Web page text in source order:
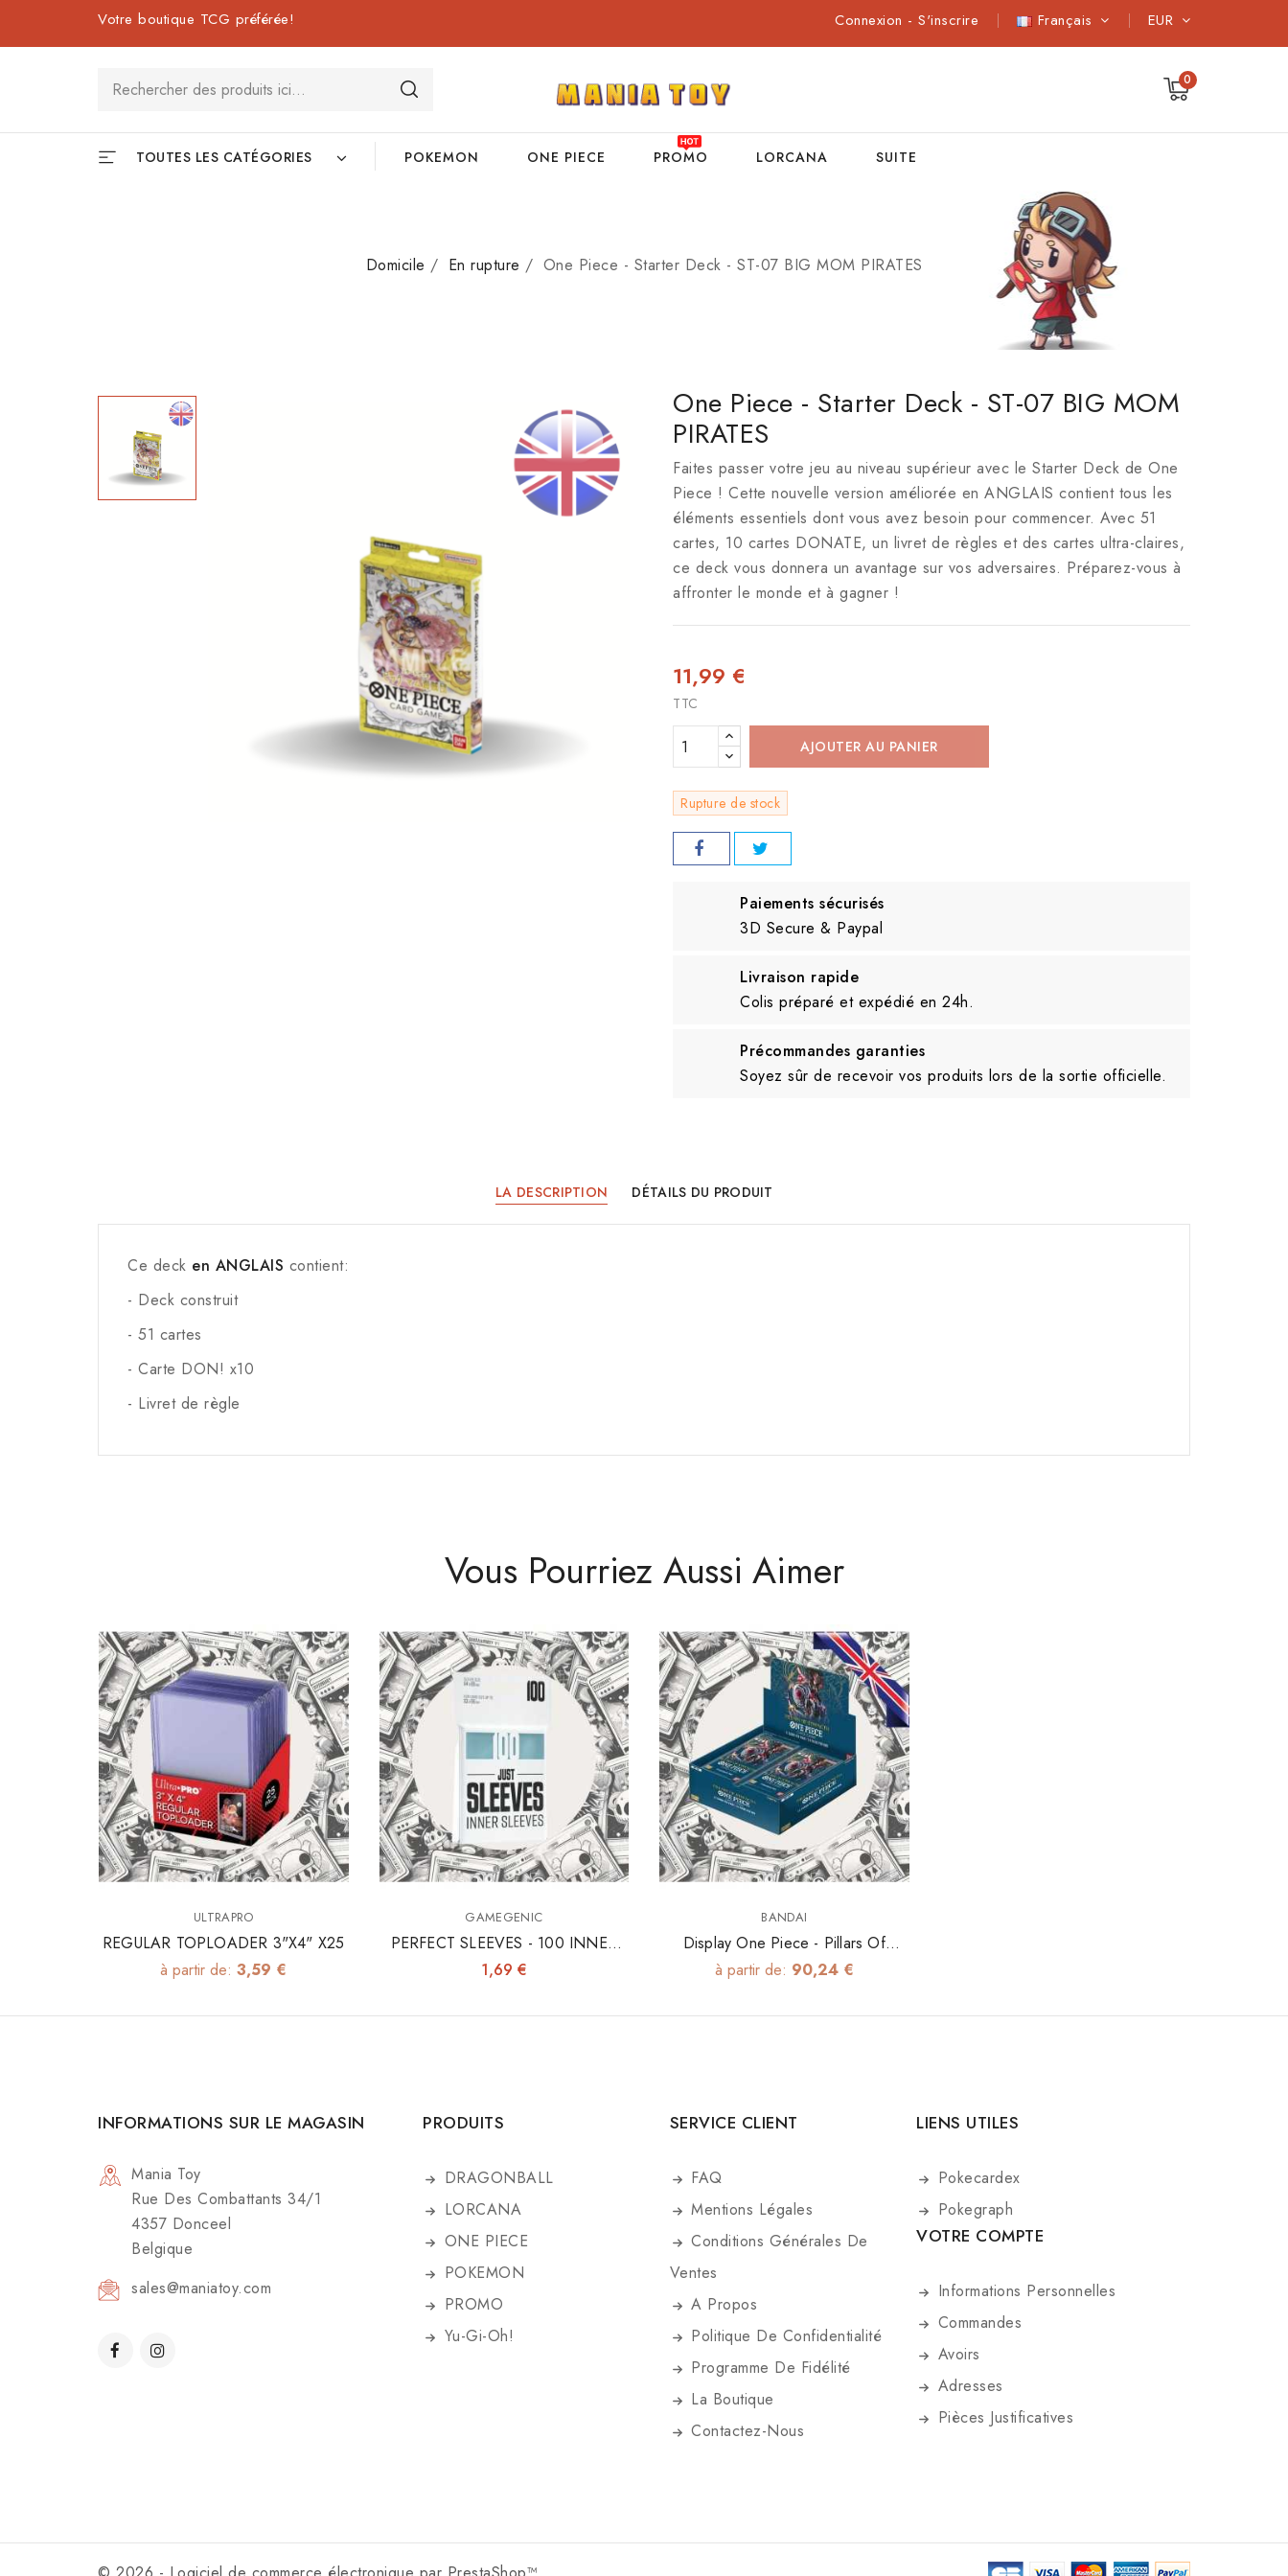
Votre boutique TCG préférée! EUR
Français
Connexion - S'inscrire
0
TOUTES LES CATÉGORIES POKEMON ONE PIECE PROMO LORCANA SUITE
Domicile En rupture One Piece - Starter Deck - ST-07 BIG MOM PIRATES
One Piece - Starter Deck - ST-07 BIG MOM
PIRATES
Faites passer votre jeu au niveau supérieur avec le Starter Deck de One
Piece ! Cette nouvelle version améliorée en ANGLAIS contient tous les
éléments essentiels dont vous avez besoin pour commencer. Avec 51
cartes, 10 cartes DONATE, un livret de règles et des cartes ultra-claires,
ce deck vous donnera un avantage sur vos adversaires. Préparez-vous à
affronter le monde et à gagner !
11,99 €
TTC
AJOUTER AU PANIER
Rupture de stock
Paiements sécurisés
3D Secure & Paypal
Livraison rapide
Colis préparé et expédié en 24h.
Précommandes garanties
Soyez sûr de recevoir vos produits lors de la sortie officielle.
LA DESCRIPTION DÉTAILS DU PRODUIT
Ce deck en ANGLAIS contient:
- Deck construit
- 51 cartes
- Carte DON! x10
- Livret de règle
Vous Pourriez Aussi Aimer
ULTRAPRO
REGULAR TOPLOADER 3"x4" X25
à partir de: 3,59 €
GAMEGENIC
PERFECT SLEEVES - 100 INNER
SLEEVES 64X89
1,69 €
BANDAI
Display One Piece - Pillars Of
Strenght (OP3)
à partir de: 90,24 €
INFORMATIONS SUR LE MAGASIN
Mania Toy
Rue Des Combattants 34/1
4357 Donceel
Belgique
sales@maniatoy.com
PRODUITS
DRAGONBALL
LORCANA
ONE PIECE
POKEMON
PROMO
Yu-Gi-Oh!
SERVICE CLIENT
FAQ
Mentions Légales
Conditions Générales De
Ventes
A Propos
Politique De Confidentialité
Programme De Fidélité
La Boutique
Contactez-Nous
LIENS UTILES
Pokecardex
Pokegraph
VOTRE COMPTE
Informations Personnelles
Commandes
Avoirs
Adresses
Pièces Justificatives